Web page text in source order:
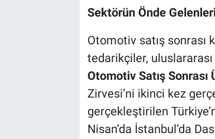
Sektörün Önde
Otomotiv satış sonrası
tedarikçiler,
Otomotiv Satış
Zirvesi’ni ikinci kez
gerçekleştirilen
Nisan’da İstanbul’da